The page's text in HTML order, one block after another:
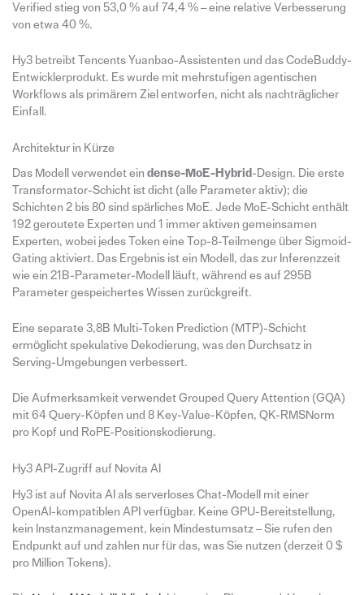
Verified stieg von 53,0 % auf 74,4 % – eine relative Verbesserung
von etwa 40 %.
Hy3 betreibt Tencents Yuanbao-Assistenten und das CodeBuddy-
Entwicklerprodukt. Es wurde mit mehrstufigen agentischen
Workflows als primärem Ziel entworfen, nicht als nachträglicher
Einfall.
Architektur in Kürze
Das Modell verwendet ein dense-MoE-Hybrid-Design. Die erste
Transformator-Schicht ist dicht (alle Parameter aktiv); die
Schichten 2 bis 80 sind spärliches MoE. Jede MoE-Schicht enthält
192 geroutete Experten und 1 immer aktiven gemeinsamen
Experten, wobei jedes Token eine Top-8-Teilmenge über Sigmoid-
Gating aktiviert. Das Ergebnis ist ein Modell, das zur Inferenzzeit
wie ein 21B-Parameter-Modell läuft, während es auf 295B
Parameter gespeichertes Wissen zurückgreift.
Eine separate 3,8B Multi-Token Prediction (MTP)-Schicht
ermöglicht spekulative Dekodierung, was den Durchsatz in
Serving-Umgebungen verbessert.
Die Aufmerksamkeit verwendet Grouped Query Attention (GQA)
mit 64 Query-Köpfen und 8 Key-Value-Köpfen, QK-RMSNorm
pro Kopf und RoPE-Positionskodierung.
Hy3 API-Zugriff auf Novita AI
Hy3 ist auf Novita AI als serverloses Chat-Modell mit einer
OpenAI-kompatiblen API verfügbar. Keine GPU-Bereitstellung,
kein Instanzmanagement, kein Mindestumsatz – Sie rufen den
Endpunkt auf und zahlen nur für das, was Sie nutzen (derzeit 0 $
pro Million Tokens).